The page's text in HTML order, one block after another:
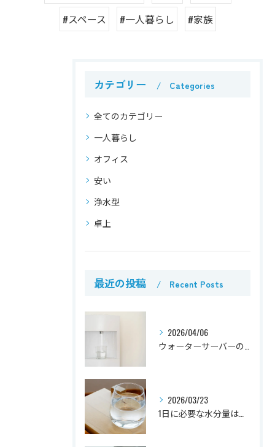
#スペース
#一人暮らし #家族
カテゴリー Categories
全てのカテゴリー
一人暮らし
オフィス
安い
浄水型
卓上
最近の投稿 Recent Posts
2026/04/06
ウォーターサーバーの掃除方法と頻度｜簡単なお手入れのコツ
2026/03/23
1日に必要な水分量は？目安と無理なく続けるためのポイント